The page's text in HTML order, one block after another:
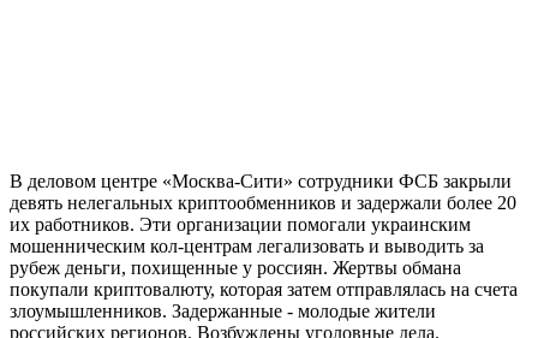
В деловом центре «Москва-Сити» сотрудники ФСБ закрыли
девять нелегальных криптообменников и задержали более 20
их работников. Эти организации помогали украинским
мошенническим кол-центрам легализовать и выводить за
рубеж деньги, похищенные у россиян. Жертвы обмана
покупали криптовалюту, которая затем отправлялась на счета
злоумышленников. Задержанные - молодые жители
российских регионов. Возбуждены уголовные дела.